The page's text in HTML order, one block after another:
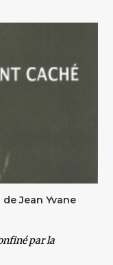
Jean Yvane
par la